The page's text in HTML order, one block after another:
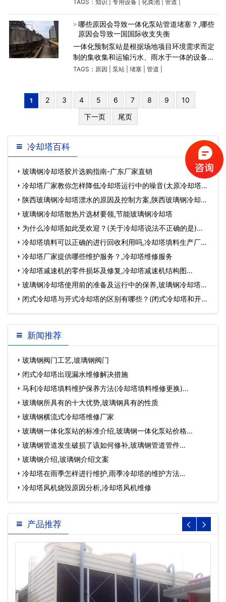
钢为塔体的主体，利用
TAGS： 知识 专用设备| 化粪池| 管道
哪些原因会导致一体化泵站管道堵塞？,哪些
原因会导致一国国际收支失衡
一体化预制泵站是根据场地项目环境需求而定
制的集收集和运输污水、雨水于一体的设备。
其主要作用就是用于提升和输送水介质。然
TAGS： 原因 泵站| 堵塞| 管道
1 2 3 4 5 6 7 8 9
10
下一页
尾页
冷却塔百科
玻璃钢冷却塔胶片选购指南-广东厂家直销
冷却塔厂家教你怎样降低冷却塔运行中的噪音(太原冷却塔维
护)…
陕西玻璃钢冷却塔漂水的原因及控制方案,陕西玻璃钢冷却塔
托架定做…
玻璃钢冷却塔散热片选材要领,节能玻璃钢冷却塔
为什么冷却塔如此受欢迎？(关于冷却塔说法不正确的是)…
冷却塔填料可以正确的进行回收利用吗,冷却塔填料生产厂
家…冷却塔厂家提供哪些维护服务？,冷却塔维修服务
冷却塔减速机的零件损坏及修复,冷却塔减速机结构图…
玻璃钢冷却塔使用前的准备及运行中的保养,玻璃钢冷却塔型
号规格…
闭式冷却塔与开式冷却塔的区别有哪些？(闭式冷却塔和开式
冷却塔的造价)…
新闻推荐
玻璃钢阀门工艺,玻璃钢阀门
闭式冷却塔出现漏水维修解决措施
马利冷却塔填料维护保养方法(冷却塔填料维修更换)…
玻璃钢所具有的十大优势,玻璃钢具有的性质
玻璃钢横流式冷却塔维修厂家
玻璃钢一体化泵站的标准介绍,玻璃钢一体化泵站价格…
玻璃钢管道发生破损了该如何修补,玻璃钢管道管件…
玻璃钢介绍,玻璃钢介绍文案
冷却塔在雨季怎样进行维护,雨季冷却塔的维护方法…
冷却塔风机烧毁原因分析,冷却塔风机维修
产品推荐